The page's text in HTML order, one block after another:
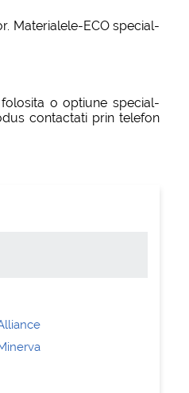
Materialele-ECO special-
o optiune special-
contactati prin telefon